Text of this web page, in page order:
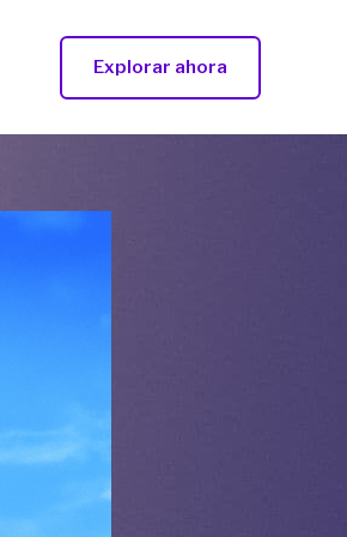
Explorar ahora